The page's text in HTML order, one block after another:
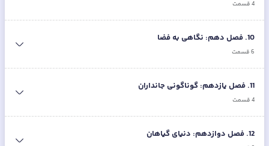
4قسمت
10
. فصل دهم: نگاهی به فضا
6قسمت
11
. فصل یازدهم: گوناگونی جانداران
4قسمت
12
. فصل دوازدهم: دنیای گیاهان